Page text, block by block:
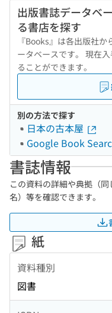
出版書誌データベ
る書店を探す
『Books』は各出版社
ータベースです。 現在
ることができます。
別の方法で探す
日本の古本屋
Google Book
書誌情報
この資料の詳細や典拠（
名）等を確認できます。
紙
資料種別
図書